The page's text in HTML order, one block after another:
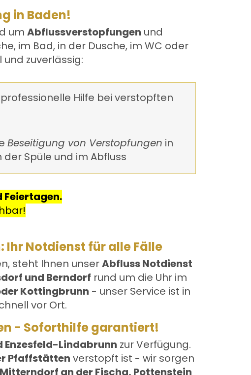
in Baden!
um Abflussverstopfungen und
im Bad, in der Dusche, im WC oder
zuverlässig:
Hilfe bei verstopften
Beseitigung von Verstopfungen in
der Spüle und im Abfluss
Feiertagen.
Ihr Notdienst für alle Fälle
steht Ihnen unserAbfluss Notdienst
und Berndorf rund um die Uhr im
Kottingbrunn - unser Service ist in
vor Ort.
- Soforthilfe garantiert!
Lindabrunn zur Verfügung.
Pfaffstätten verstopft ist - wir sorgen
Mitterndorf an der Fischa, Pottenstein